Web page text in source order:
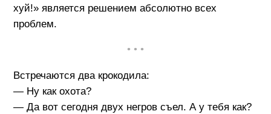
хуй!» является решением абсолютно всех
проблем.
• • •
Встречаются два крокодила:
— Ну как охота?
— Да вот сегодня двух негров съел. А у тебя как?